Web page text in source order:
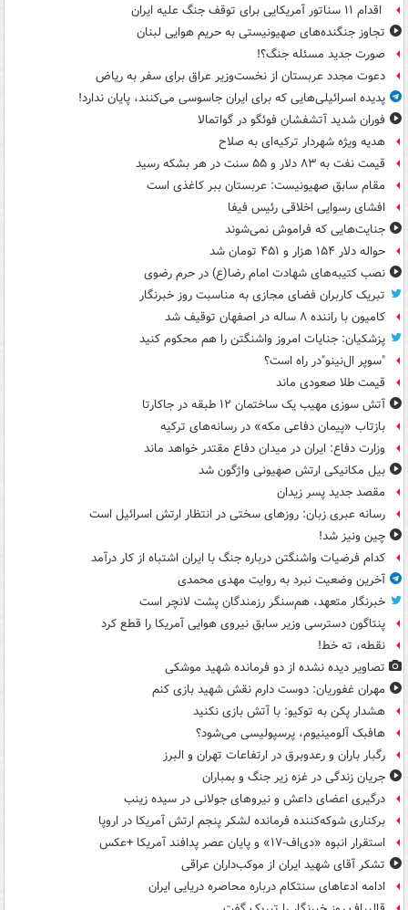
اقدام ۱۱ سناتور آمریکایی برای توقف جنگ علیه ایران
تجاوز جنگنده‌های صهیونیستی به حریم هوایی لبنان
صورت جدید مسئله جنگ؟!
دعوت مجدد عربستان از نخست‌وزیر عراق برای سفر به ریاض
پدیده اسرائیلی‌هایی که برای ایران جاسوسی می‌کنند، پایان ندارد!
فوران شدید آتشفشان فوئگو در گواتمالا
هدیه ویژه شهردار ترکیه‌ای به صلاح
قیمت نفت به ۸۳ دلار و ۵۵ سنت در هر بشکه رسید
مقام سابق صهیونیست: عربستان ببر کاغذی است
افشای رسوایی اخلاقی رئیس فیفا
جنایت‌هایی که فراموش نمی‌شوند
حواله دلار ۱۵۴ هزار و ۴۵۱ تومان شد
نصب کتیبه‌های شهادت امام رضا(ع) در حرم رضوی
تبریک کاربران فضای مجازی به مناسبت روز خبرنگار
کامیون با راننده ۸ ساله در اصفهان توقیف شد
پزشکیان: جنایات امروز واشنگتن را هم محکوم کنید
"سوپر ال‌نینو"در راه است؟
قیمت طلا صعودی ماند
آتش سوزی مهیب یک ساختمان ۱۲ طبقه در جاکارتا
بازتاب «پیمان دفاعی مکه» در رسانه‌های ترکیه
وزارت دفاع: ایران در میدان دفاع مقتدر خواهد ماند
بیل مکانیکی ارتش صهیونی واژگون شد
مقصد جدید پسر زیدان
رسانه عبری زبان: روزهای سختی در انتظار ارتش اسرائیل است
چین ونیز شد!
کدام فرضیات واشنگتن درباره جنگ با ایران اشتباه از کار درآمد
آخرین وضعیت نبرد به روایت مهدی محمدی
خبرنگار متعهد، هم‌سنگر رزمندگان پشت لانچر است
پنتاگون دسترسی وزیر سابق نیروی هوایی آمریکا را قطع کرد
نقطه، ته خط!
تصاویر دیده‌ نشده از دو فرمانده شهید موشکی
مهران غفوریان: دوست دارم نقش شهید بازی کنم
هشدار پکن به توکیو: با آتش بازی نکنید
هافبک آلومینیوم، پرسپولیسی می‌شود؟
رگبار باران و رعدوبرق در ارتفاعات تهران و البرز
جریان زندگی در غزه زیر جنگ و بمباران
درگیری اعضای داعش و نیروهای جولانی در سیده زینب
برکناری شوکه‌کننده فرمانده لشکر پنجم ارتش آمریکا در اروپا
استقرار انبوه «دی‌اف‑۱۷» و پایان عصر پدافند آمریکا +عکس
تشکر آقای شهید ایران از موکب‌داران عراقی
ادامه ادعاهای سنتکام درباره محاصره دریایی ایران